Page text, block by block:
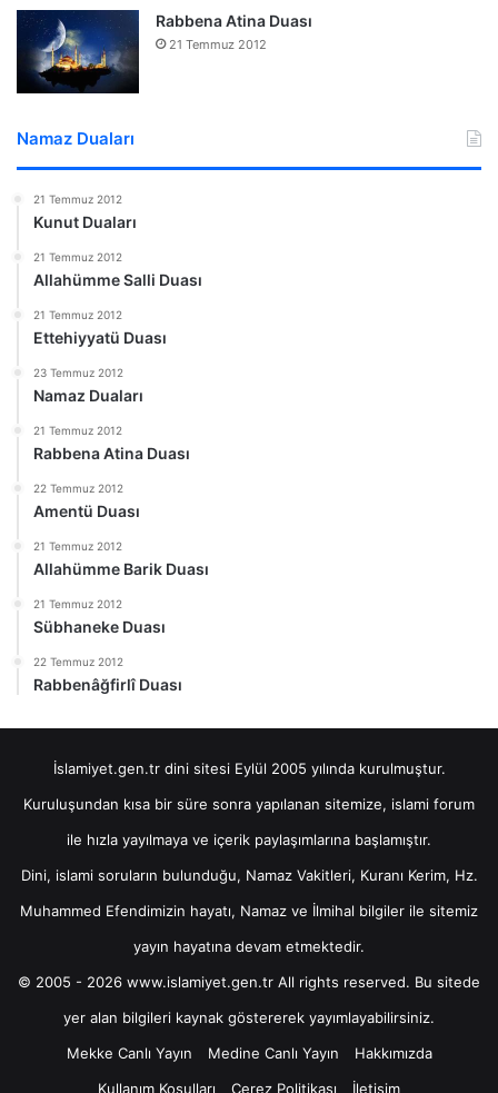
Rabbena Atina Duası
21 Temmuz 2012
Namaz Duaları
21 Temmuz 2012
Kunut Duaları
21 Temmuz 2012
Allahümme Salli Duası
21 Temmuz 2012
Ettehiyyatü Duası
23 Temmuz 2012
Namaz Duaları
21 Temmuz 2012
Rabbena Atina Duası
22 Temmuz 2012
Amentü Duası
21 Temmuz 2012
Allahümme Barik Duası
21 Temmuz 2012
Sübhaneke Duası
22 Temmuz 2012
Rabbenâğfirlî Duası
İslamiyet.gen.tr dini sitesi Eylül 2005 yılında kurulmuştur.
Kuruluşundan kısa bir süre sonra yapılanan sitemize, islami forum
ile hızla yayılmaya ve içerik paylaşımlarına başlamıştır.
Dini, islami soruların bulunduğu, Namaz Vakitleri, Kuranı Kerim, Hz.
Muhammed Efendimizin hayatı, Namaz ve İlmihal bilgiler ile sitemiz
yayın hayatına devam etmektedir.
© 2005 - 2026 www.islamiyet.gen.tr All rights reserved. Bu sitede
yer alan bilgileri kaynak göstererek yayımlayabilirsiniz.
Mekke Canlı Yayın
Medine Canlı Yayın
Hakkımızda
Kullanım Koşulları
Çerez Politikası İletişim